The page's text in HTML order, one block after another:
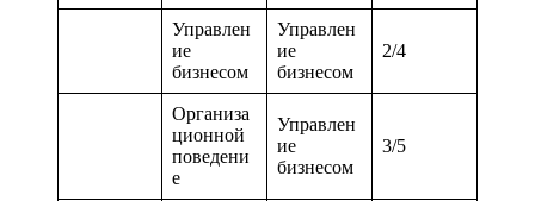
Управлен
ие
бизнесом
Управлен
ие
бизнесом
2/4
Организа
ционной
поведени
е
Управлен
ие
бизнесом
3/5